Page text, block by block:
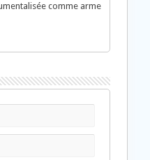
comme arme